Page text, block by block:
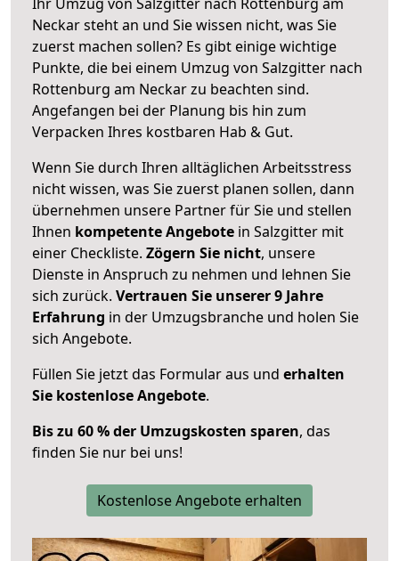
Neckar steht an und Sie wissen nicht, was Sie
zuerst machen sollen? Es gibt einige wichtige
Punkte, die bei einem Umzug von Salzgitter nach
Rottenburg am Neckar zu beachten sind.
Angefangen bei der Planung bis hin zum
Verpacken Ihres kostbaren Hab & Gut.
Wenn Sie durch Ihren alltäglichen Arbeitsstress
nicht wissen, was Sie zuerst planen sollen, dann
übernehmen unsere Partner für Sie und stellen
Ihnen kompetente Angebote in Salzgitter mit
einer Checkliste. Zögern Sie nicht, unsere
Dienste in Anspruch zu nehmen und lehnen Sie
sich zurück. Vertrauen Sie unserer 9 Jahre
Erfahrung in der Umzugsbranche und holen Sie
sich Angebote.
Füllen Sie jetzt das Formular aus und erhalten
Sie kostenlose Angebote.
Bis zu 60 % der Umzugskosten sparen, das
finden Sie nur bei uns!
Kostenlose Angebote erhalten